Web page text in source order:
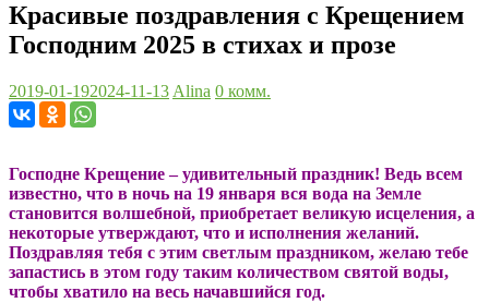
Красивые поздравления с Крещением
Господним 2025 в стихах и прозе
2019-01-192024-11-13 Alina 0 комм.
Господне Крещение – удивительный праздник! Ведь всем
известно, что в ночь на 19 января вся вода на Земле
становится волшебной, приобретает великую исцеления, а
некоторые утверждают, что и исполнения желаний.
Поздравляя тебя с этим светлым праздником, желаю тебе
запастись в этом году таким количеством святой воды,
чтобы хватило на весь начавшийся год.